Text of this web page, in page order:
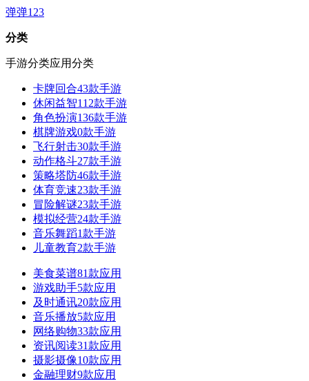
弹弹123
分类
手游分类应用分类
卡牌回合43款手游
休闲益智112款手游
角色扮演136款手游
棋牌游戏0款手游
飞行射击30款手游
动作格斗27款手游
策略塔防46款手游
体育竞速23款手游
冒险解谜23款手游
模拟经营24款手游
音乐舞蹈1款手游
儿童教育2款手游
美食菜谱81款应用
游戏助手5款应用
及时通讯20款应用
音乐播放5款应用
网络购物33款应用
资讯阅读31款应用
摄影摄像10款应用
金融理财9款应用